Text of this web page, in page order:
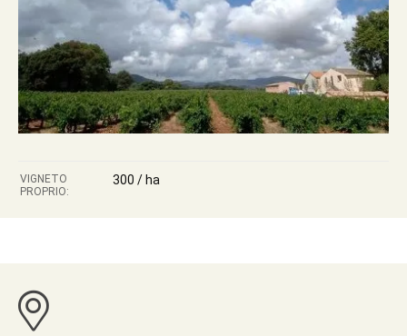
VIGNETO
PROPRIO:
300 / ha